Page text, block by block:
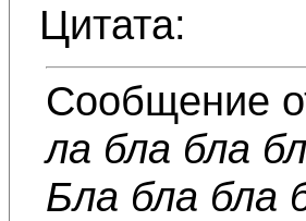
Цитата:
Сообщение
ла бла бла
Бла бла бла